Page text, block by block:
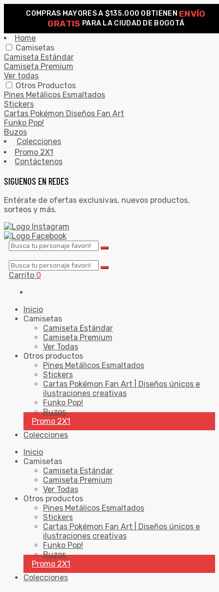
COMPRAS MAYORES A $135.000 OBTIENEN ENVÍO
GRATIS PARA LA CIUDAD DE BOGOTÁ
SEARCH
Home
Camisetas
Camiseta Estándar
Camiseta Premium
Ver todas
Otros Productos
Pines Metálicos Esmaltados
Stickers
Cartas Pokémon Diseños Fan Art
Funko Pop!
Buzos
Colecciones
Promo 2X1
Contáctenos
SIGUENOS EN REDES
Entérate de ofertas exclusivas, nuevos productos,
sorteos y más.
Carrito 0
Inicio
Camisetas
Camiseta Estándar
Camiseta Premium
Ver Todas
Otros productos
Pines Metálicos Esmaltados
Stickers
Cartas Pokémon Fan Art | Diseños únicos e
ilustraciones creativas
Funko Pop!
Buzos
Promo 2X1
Colecciones
Inicio
Camisetas
Camiseta Estándar
Camiseta Premium
Ver Todas
Otros productos
Pines Metálicos Esmaltados
Stickers
Cartas Pokémon Fan Art | Diseños únicos e
ilustraciones creativas
Funko Pop!
Buzos
Promo 2X1
Colecciones